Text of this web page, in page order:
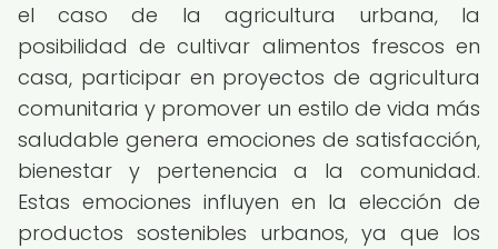
el caso de la agricultura urbana, la
posibilidad de cultivar alimentos frescos en
casa, participar en proyectos de agricultura
comunitaria y promover un estilo de vida más
saludable genera emociones de satisfacción,
bienestar y pertenencia a la comunidad.
Estas emociones influyen en la elección de
productos sostenibles urbanos, ya que los